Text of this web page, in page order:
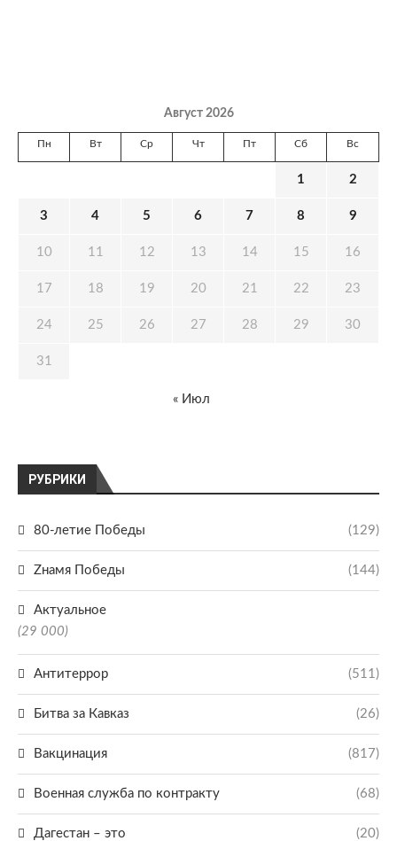
РУБРИКИ
80-летие Победы (129)
Zнамя Победы (144)
Актуальное
(29 000)
Антитеррор (511)
Битва за Кавказ (26)
Вакцинация (817)
Военная служба по контракту (68)
Дагестан – это (20)
Август 2026
Пн Вт Ср Чт Пт Сб Вс
1 2
3 4 5 6 7 8 9
10 11 12 13 14 15 16
17 18 19 20 21 22 23
24 25 26 27 28 29 30
31
« Июл